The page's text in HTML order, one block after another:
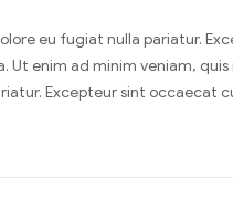
eu fugiat nulla pariatur.
enim ad minim veniam,
Excepteur sint occaecat